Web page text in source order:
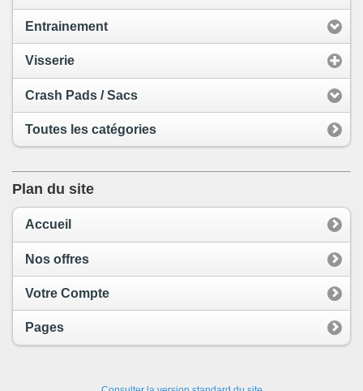
Entrainement
Visserie
Crash Pads / Sacs
Toutes les catégories
Plan du site
Accueil
Nos offres
Votre Compte
Pages